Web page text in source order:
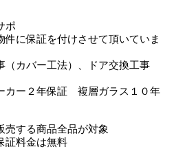
ポ
件に保証を付けさせて頂いていま
（カバー工法）、ドア交換工事
カー２年保証 複層ガラス１０年
全品が対象
無料